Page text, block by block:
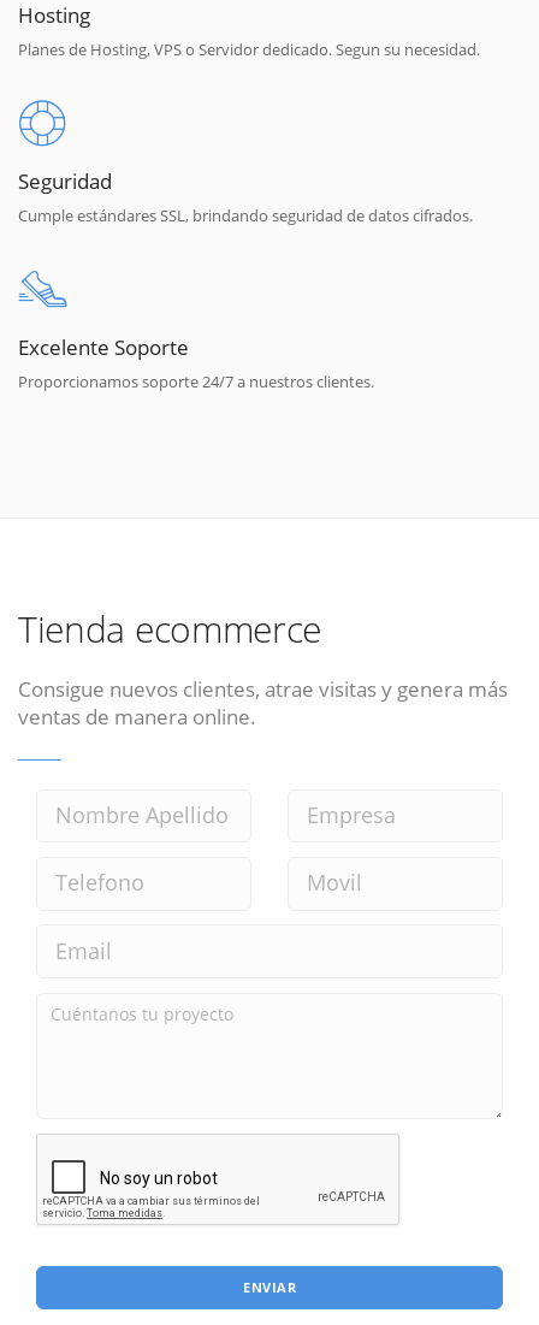
Hosting
Planes de Hosting, VPS o Servidor dedicado. Segun su necesidad.
Seguridad
Cumple estándares SSL, brindando seguridad de datos cifrados.
Excelente Soporte
Proporcionamos soporte 24/7 a nuestros clientes.
Tienda ecommerce
Consigue nuevos clientes, atrae visitas y genera más
ventas de manera online.
ENVIAR